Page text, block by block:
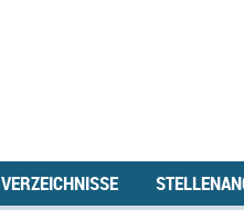
VERZEICHNISSE